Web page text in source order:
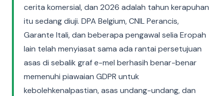
cerita komersial, dan 2026 adalah tahun kerapuhan
itu sedang diuji. DPA Belgium, CNIL Perancis,
Garante Itali, dan beberapa pengawal selia Eropah
lain telah menyiasat sama ada rantai persetujuan
asas di sebalik graf e-mel berhasih benar-benar
memenuhi piawaian GDPR untuk
kebolehkenalpastian, asas undang-undang, dan